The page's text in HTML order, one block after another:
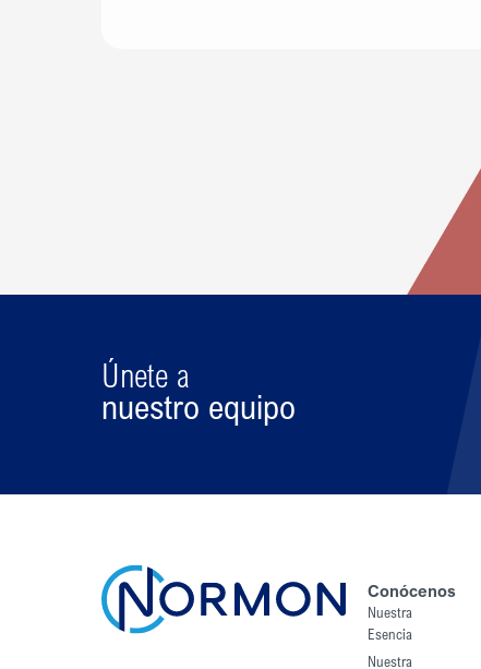
Únete a
nuestro equipo
Conócenos
Nuestra
Esencia
Nuestra